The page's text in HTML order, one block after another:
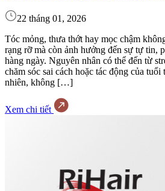
22 tháng 01, 2026
Tóc mỏng, thưa thớt hay mọc chậm
rạng rỡ mà còn ảnh hưởng đến sự tự tin,
hàng ngày. Nguyên nhân có thể đến từ
chăm sóc sai cách hoặc tác động của
nhiên, không […]
Xem chi tiết